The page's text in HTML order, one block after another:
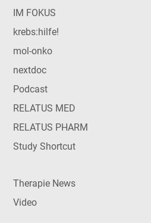
IM FOKUS
krebs:hilfe!
mol-onko
nextdoc
Podcast
RELATUS MED
RELATUS PHARM
Study Shortcut
Therapie News
Video